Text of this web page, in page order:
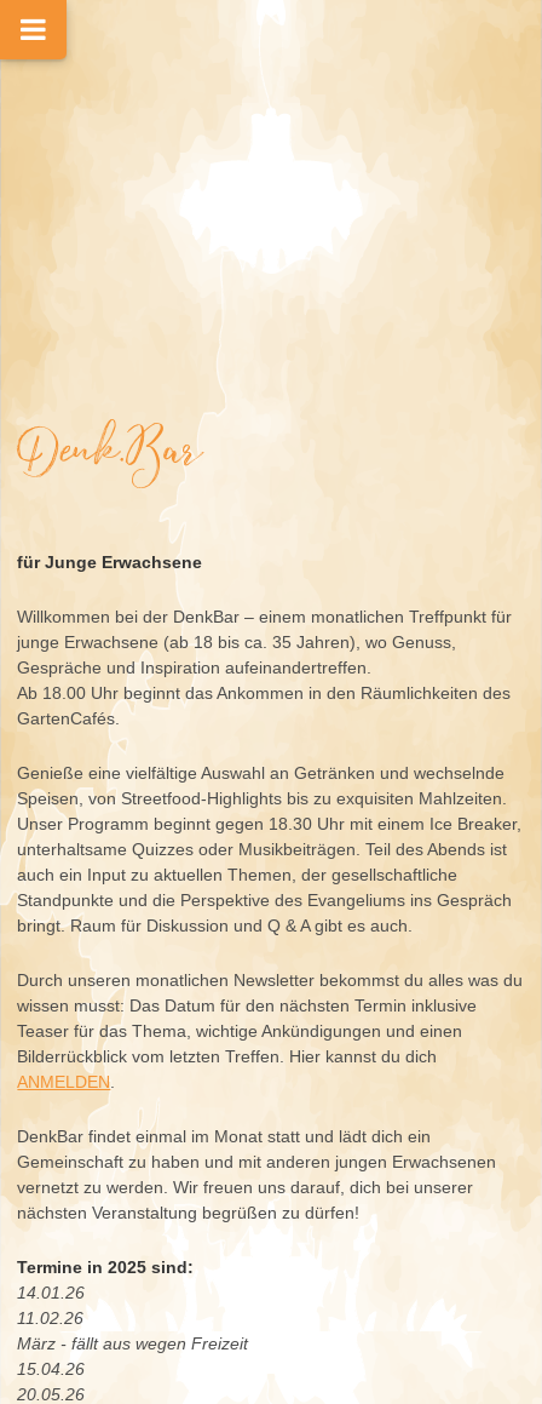
Denk.Bar
für Junge Erwachsene
Willkommen bei der DenkBar – einem monatlichen Treffpunkt für
junge Erwachsene (ab 18 bis ca. 35 Jahren), wo Genuss,
Gespräche und Inspiration aufeinandertreffen.
Ab 18.00 Uhr beginnt das Ankommen in den Räumlichkeiten des
GartenCafés.
Genieße eine vielfältige Auswahl an Getränken und wechselnde
Speisen, von Streetfood-Highlights bis zu exquisiten Mahlzeiten.
Unser Programm beginnt gegen 18.30 Uhr mit einem Ice Breaker,
unterhaltsame Quizzes oder Musikbeiträgen. Teil des Abends ist
auch ein Input zu aktuellen Themen, der gesellschaftliche
Standpunkte und die Perspektive des Evangeliums ins Gespräch
bringt. Raum für Diskussion und Q & A gibt es auch.
Durch unseren monatlichen Newsletter bekommst du alles was du
wissen musst: Das Datum für den nächsten Termin inklusive
Teaser für das Thema, wichtige Ankündigungen und einen
Bilderrückblick vom letzten Treffen. Hier kannst du dich
ANMELDEN.
DenkBar findet einmal im Monat statt und lädt dich ein
Gemeinschaft zu haben und mit anderen jungen Erwachsenen
vernetzt zu werden. Wir freuen uns darauf, dich bei unserer
nächsten Veranstaltung begrüßen zu dürfen!
Termine in 2025 sind:
14.01.26
11.02.26
März - fällt aus wegen Freizeit
15.04.26
20.05.26